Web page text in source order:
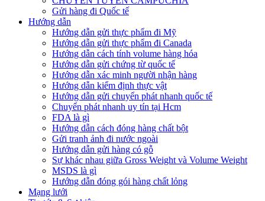
Gửi hàng đi Quốc tế
Hướng dẫn
Hướng dẫn gửi thực phẩm đi Mỹ
Hướng dẫn gửi thực phẩm đi Canada
Hướng dẫn cách tính volume hàng hóa
Hướng dẫn gửi chứng từ quốc tế
Hướng dẫn xác minh người nhận hàng
Hướng dẫn kiểm định thực vật
Hướng dẫn gửi chuyển phát nhanh quốc tế
Chuyển phát nhanh uy tín tại Hcm
FDA là gì
Hướng dẫn cách đóng hàng chất bột
Gửi tranh ảnh đi nước ngoài
Hướng dẫn gửi hàng có gỗ
Sự khác nhau giữa Gross Weight và Volume Weight
MSDS là gì
Hướng dẫn đóng gói hàng chất lỏng
Mạng lưới